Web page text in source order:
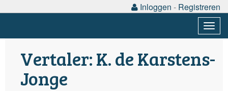
Inloggen - Registreren
Vertaler: K. de Karstens-
Jonge